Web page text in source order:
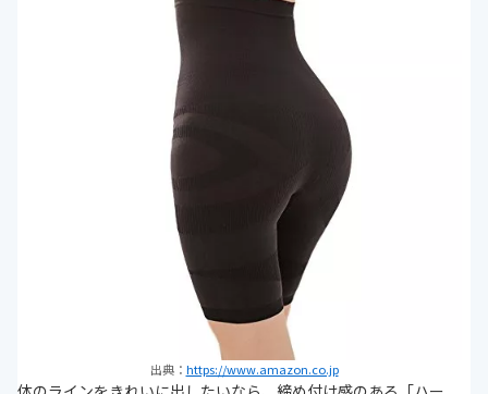
出典： https://www.amazon.co.jp